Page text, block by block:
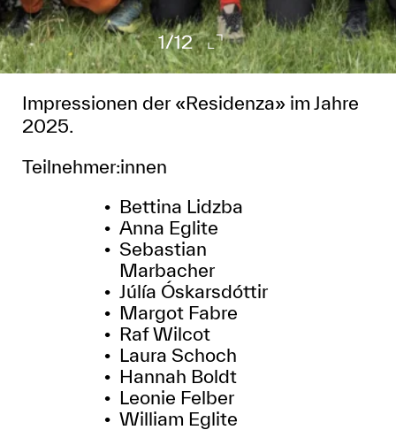
1/12
Impressionen der «Residenza» im Jahre
2025.
Teilnehmer:innen
Bettina Lidzba
Anna Eglite
Sebastian
Marbacher
Júlía Óskarsdóttir
Margot Fabre
Raf Wilcot
Laura Schoch
Hannah Boldt
Leonie Felber
William Eglite